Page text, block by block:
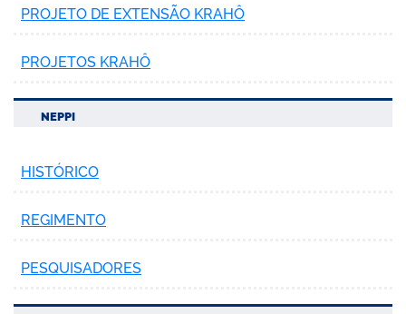
PROJETO DE EXTENSÃO KRAHÔ
PROJETOS KRAHÔ
NEPPI
HISTÓRICO
REGIMENTO
PESQUISADORES